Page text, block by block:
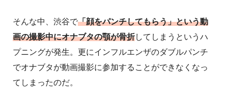
そんな中、渋谷で「顔をパンチしてもらう」という動
画の撮影中にオナブタの顎が骨折してしまうというハ
プニングが発生。更にインフルエンザのダブルパンチ
でオナブタが動画撮影に参加することができなくなっ
てしまったのだ。